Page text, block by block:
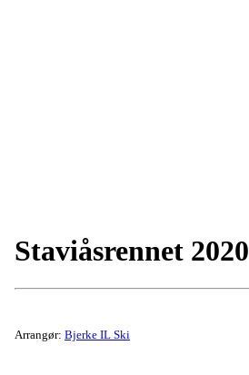
Staviåsrennet 2020
Arrangør: Bjerke IL Ski